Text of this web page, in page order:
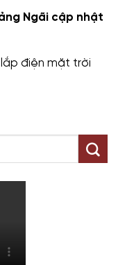
Ngãi cập nhật
lắp điện mặt trời